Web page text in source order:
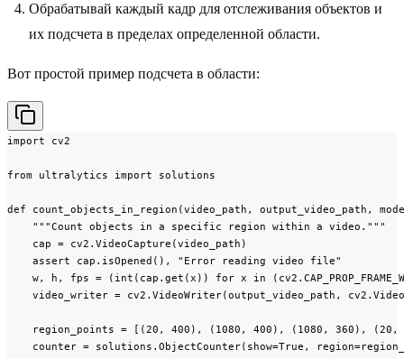
Обрабатывай каждый кадр для отслеживания объектов и
их подсчета в пределах определенной области.
Вот простой пример подсчета в области:
import cv2
from ultralytics import solutions
def count_objects_in_region(video_path, output_video_path,
    """Count objects in a specific region within a video."""
    cap = cv2.VideoCapture(video_path)
    assert cap.isOpened(), "Error reading video file"
w, h, fps = (int(cap.get(x)) for x in
video_writer = cv2.VideoWriter(output_video_path,
region_points = [(20, 400), (1080, 400), (1080, 360), (20,
counter = solutions.ObjectCounter(show=True,